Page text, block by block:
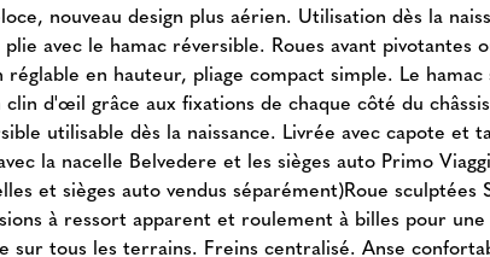
nouveau design plus aérien. Utilisation dès la
plie avec le hamac réversible. Roues avant pivotantes
réglable en hauteur, pliage compact simple. Le hamac
clin d'œil grâce aux fixations de chaque côté du
utilisable dès la naissance. Livrée avec capote et
la nacelle Belvedere et les sièges auto Primo
et sièges auto vendus séparément)Roue sculptées
à ressort apparent et roulement à billes pour une
sur tous les terrains. Freins centralisé. Anse